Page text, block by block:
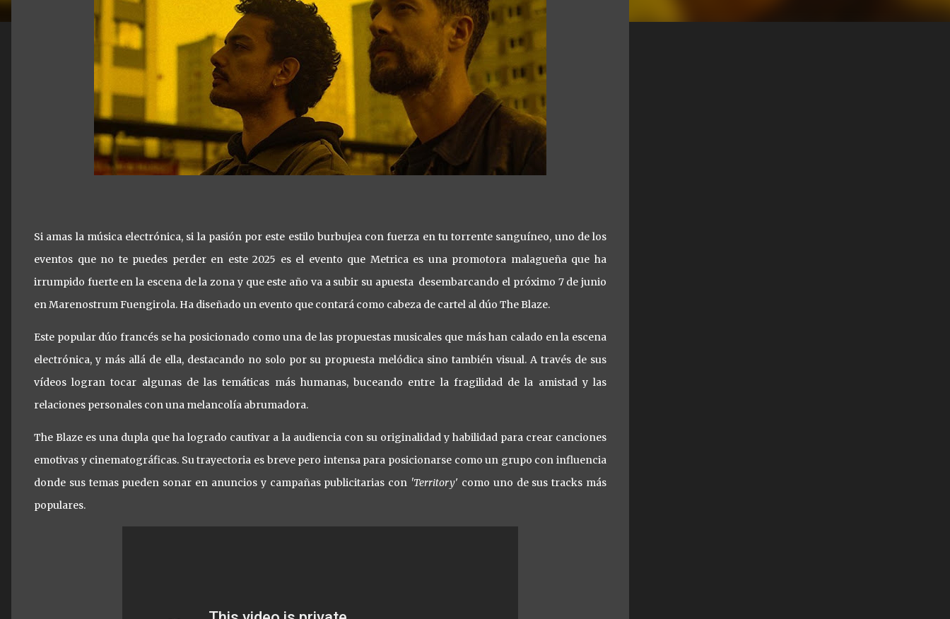
Si amas la música electrónica, si la pasión por este estilo burbujea con fuerza en tu torrente sanguíneo, uno de los
eventos que no te puedes perder en este 2025 es el evento que Metrica es una promotora malagueña que ha
irrumpido fuerte en la escena de la zona y que este año va a subir su apuesta desembarcando el próximo 7 de junio
en Marenostrum Fuengirola. Ha diseñado un evento que contará como cabeza de cartel al dúo The Blaze.
Este popular dúo francés se ha posicionado como una de las propuestas musicales que más han calado en la escena
electrónica, y más allá de ella, destacando no solo por su propuesta melódica sino también visual. A través de sus
vídeos logran tocar algunas de las temáticas más humanas, buceando entre la fragilidad de la amistad y las
relaciones personales con una melancolía abrumadora.
The Blaze es una dupla que ha logrado cautivar a la audiencia con su originalidad y habilidad para crear canciones
emotivas y cinematográficas. Su trayectoria es breve pero intensa para posicionarse como un grupo con influencia
donde sus temas pueden sonar en anuncios y campañas publicitarias con 'Territory' como uno de sus tracks más
populares.